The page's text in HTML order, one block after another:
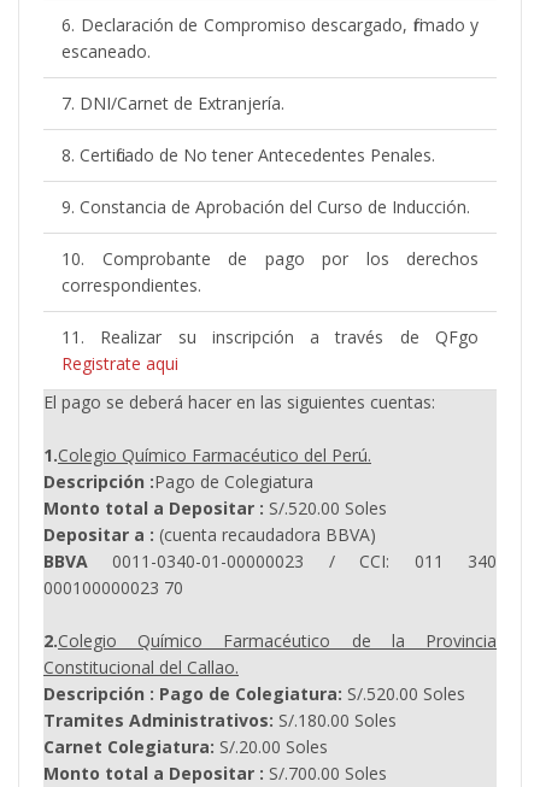
6. Declaración de Compromiso descargado, firmado y
escaneado.
7. DNI/Carnet de Extranjería.
8. Certificado de No tener Antecedentes Penales.
9. Constancia de Aprobación del Curso de Inducción.
10. Comprobante de pago por los derechos
correspondientes.
11. Realizar su inscripción a través de QFgo
Registrate aqui
El pago se deberá hacer en las siguientes cuentas:
1.Colegio Químico Farmacéutico del Perú.
Descripción :Pago de Colegiatura
Monto total a Depositar : S/.520.00 Soles
Depositar a : (cuenta recaudadora BBVA)
BBVA 0011-0340-01-00000023 / CCI: 011 340
000100000023 70
2.Colegio Químico Farmacéutico de la Provincia
Constitucional del Callao.
Descripción : Pago de Colegiatura: S/.520.00 Soles
Tramites Administrativos: S/.180.00 Soles
Carnet Colegiatura: S/.20.00 Soles
Monto total a Depositar : S/.700.00 Soles